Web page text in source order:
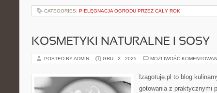
CATEGORIES: PIELĘGNACJA OGRODU PRZEZ CAŁY ROK
KOSMETYKI NATURALNE I SOSY
POSTED BY ADMIN GRU - 2 - 2025 MOŻLIWOŚĆ
Izagotuje.pl to blog
gotowania z praktycznymi